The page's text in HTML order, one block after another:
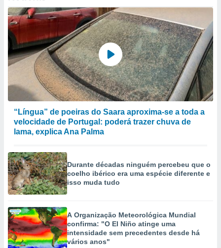
“Língua” de poeiras do Saara aproxima-se a toda a
velocidade de Portugal: poderá trazer chuva de
lama, explica Ana Palma
Durante décadas ninguém percebeu que o
coelho ibérico era uma espécie diferente e
isso muda tudo
A Organização Meteorológica Mundial
confirma: "O El Niño atinge uma
intensidade sem precedentes desde há
vários anos"